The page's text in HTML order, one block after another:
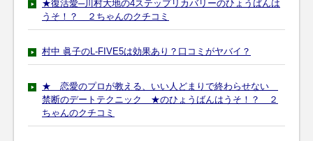
★復活愛─川村大地の4ステップリカバリーのひょうばんは
うそ！？ ２ちゃんのクチコミ
村中 眞子のL-FIVE5は効果あり？口コミがヤバイ？
★ 恋愛のプロが教える、いい人どまりで終わらせない
禁断のデートテクニック ★のひょうばんはうそ！？ ２
ちゃんのクチコミ